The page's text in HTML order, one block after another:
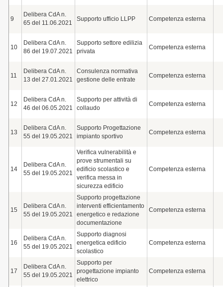
9
Delibera CdA n.
65 del 11.06.2021
Supporto ufficio LLPP Competenza esterna
10
Delibera CdA n.
86 del 19.07.2021
Supporto settore edilizia
privata
Competenza esterna
11
Delibera CdA n.
13 del 27.01.2021
Consulenza normativa
gestione delle entrate
Competenza esterna
12
Delibera CdA n.
46 del 06.05.2021
Supporto per attività di
collaudo
Competenza esterna
13
Delibera CdA n.
55 del 19.05.2021
Supporto Progettazione
impianto sportivo
Competenza esterna
14
Delibera CdA n.
55 del 19.05.2021
Verifica vulnerabilità e
prove strumentali su
edificio scolastico e
verifica messa in
sicurezza edificio
Competenza esterna
15
Delibera CdA n.
55 del 19.05.2021
Supporto progettazione
interventi efficientamento
energetico e redazione
documentazione
Competenza esterna
16
Delibera CdA n.
55 del 19.05.2021
Supporto diagnosi
energetica edificio
scolastico
Competenza esterna
17
Delibera CdA n.
55 del 19.05.2021
Supporto per
progettazione impianto
elettrico
Competenza esterna